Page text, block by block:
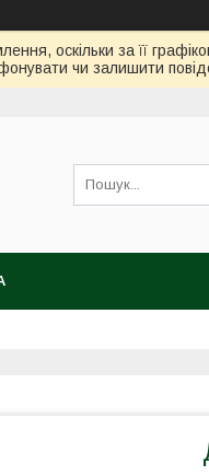
оскільки за її
чи залишити